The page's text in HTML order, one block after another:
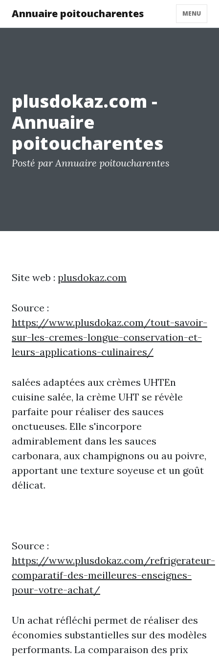
Annuaire poitoucharentes MENU
plusdokaz.com -
Annuaire
poitoucharentes
Posté par Annuaire poitoucharentes
Site web : plusdokaz.com
Source :
https://www.plusdokaz.com/tout-savoir-
sur-les-cremes-longue-conservation-et-
leurs-applications-culinaires/
salées adaptées aux crèmes UHTEn
cuisine salée, la crème UHT se révèle
parfaite pour réaliser des sauces
onctueuses. Elle s'incorpore
admirablement dans les sauces
carbonara, aux champignons ou au poivre,
apportant une texture soyeuse et un goût
délicat.
Source :
https://www.plusdokaz.com/refrigerateur-
comparatif-des-meilleures-enseignes-
pour-votre-achat/
Un achat réfléchi permet de réaliser des
économies substantielles sur des modèles
performants. La comparaison des prix